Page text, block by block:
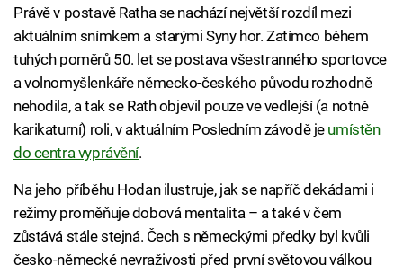
Právě v postavě Ratha se nachází největší rozdíl mezi
aktuálním snímkem a starými Syny hor. Zatímco během
tuhých poměrů 50. let se postava všestranného sportovce
a volnomyšlenkáře německo-českého původu rozhodně
nehodila, a tak se Rath objevil pouze ve vedlejší (a notně
karikaturní) roli, v aktuálním Posledním závodě je umístěn
do centra vyprávění.
Na jeho příběhu Hodan ilustruje, jak se napříč dekádami i
režimy proměňuje dobová mentalita – a také v čem
zůstává stále stejná. Čech s německými předky byl kvůli
česko-německé nevraživosti před první světovou válkou